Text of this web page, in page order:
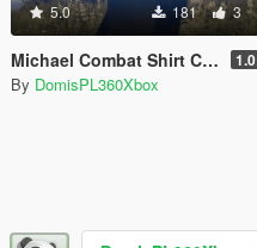
5.0 181 3
Michael Combat Shirt Camo Retexture 1.0
By DomisPL360Xbox